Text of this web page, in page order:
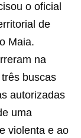
o oficial
de
Maia.
na
buscas
autorizadas
uma
violenta e ao